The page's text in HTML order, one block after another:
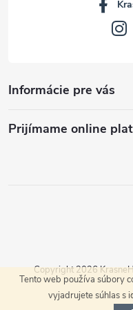
Tento web používa súbory
vyjadrujete súhlas s
Informácie pre vás
Prijímame online
Copyright 2026